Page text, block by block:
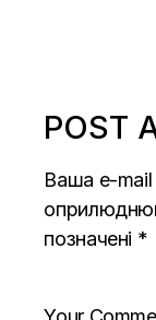
POST
Ваша e-mail
позначені *